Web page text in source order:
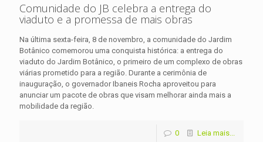
Comunidade do JB celebra a entrega do
viaduto e a promessa de mais obras
Na última sexta-feira, 8 de novembro, a comunidade do Jardim
Botânico comemorou uma conquista histórica: a entrega do
viaduto do Jardim Botânico, o primeiro de um complexo de obras
viárias prometido para a região. Durante a cerimônia de
inauguração, o governador Ibaneis Rocha aproveitou para
anunciar um pacote de obras que visam melhorar ainda mais a
mobilidade da região.
0 Leia mais...